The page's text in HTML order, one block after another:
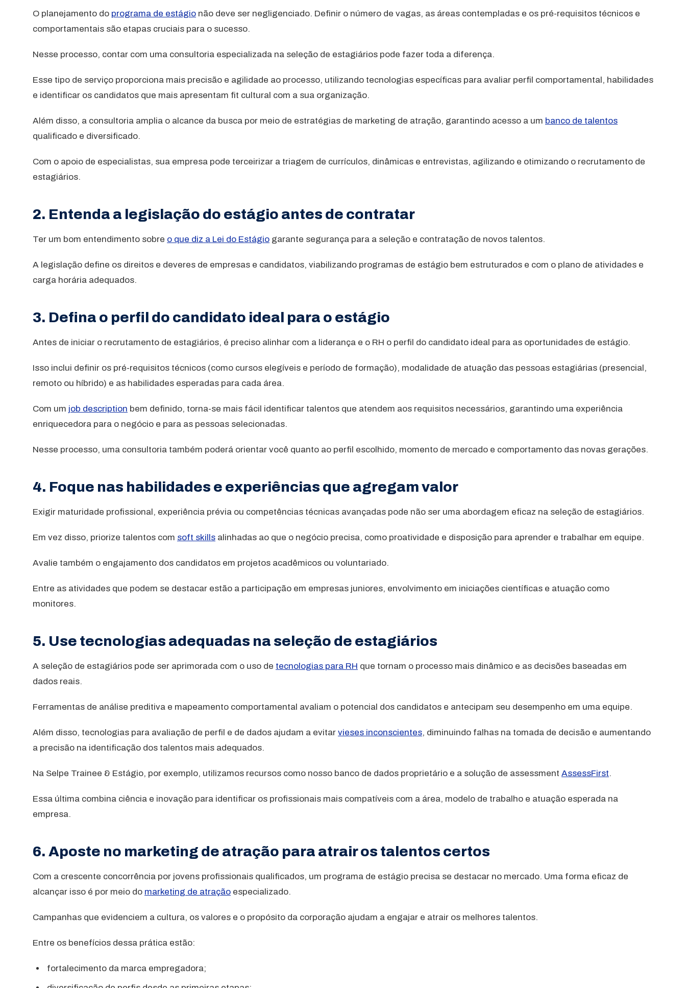
O planejamento do programa de estágio não deve ser negligenciado. Definir o número de vagas, as áreas contempladas e os pré-requisitos técnicos e
comportamentais são etapas cruciais para o sucesso.
Nesse processo, contar com uma consultoria especializada na seleção de estagiários pode fazer toda a diferença.
Esse tipo de serviço proporciona mais precisão e agilidade ao processo, utilizando tecnologias específicas para avaliar perfil comportamental, habilidades
e identificar os candidatos que mais apresentam fit cultural com a sua organização.
Além disso, a consultoria amplia o alcance da busca por meio de estratégias de marketing de atração, garantindo acesso a um banco de talentos
qualificado e diversificado.
Com o apoio de especialistas, sua empresa pode terceirizar a triagem de currículos, dinâmicas e entrevistas, agilizando e otimizando o recrutamento de
estagiários.
2. Entenda a legislação do estágio antes de contratar
Ter um bom entendimento sobre o que diz a Lei do Estágio garante segurança para a seleção e contratação de novos talentos.
A legislação define os direitos e deveres de empresas e candidatos, viabilizando programas de estágio bem estruturados e com o plano de atividades e
carga horária adequados.
3. Defina o perfil do candidato ideal para o estágio
Antes de iniciar o recrutamento de estagiários, é preciso alinhar com a liderança e o RH o perfil do candidato ideal para as oportunidades de estágio.
Isso inclui definir os pré-requisitos técnicos (como cursos elegíveis e período de formação), modalidade de atuação das pessoas estagiárias (presencial,
remoto ou híbrido) e as habilidades esperadas para cada área.
Com um job description bem definido, torna-se mais fácil identificar talentos que atendem aos requisitos necessários, garantindo uma experiência
enriquecedora para o negócio e para as pessoas selecionadas.
Nesse processo, uma consultoria também poderá orientar você quanto ao perfil escolhido, momento de mercado e comportamento das novas gerações.
4. Foque nas habilidades e experiências que agregam valor
Exigir maturidade profissional, experiência prévia ou competências técnicas avançadas pode não ser uma abordagem eficaz na seleção de estagiários.
Em vez disso, priorize talentos com soft skills alinhadas ao que o negócio precisa, como proatividade e disposição para aprender e trabalhar em equipe.
Avalie também o engajamento dos candidatos em projetos acadêmicos ou voluntariado.
Entre as atividades que podem se destacar estão a participação em empresas juniores, envolvimento em iniciações científicas e atuação como
monitores.
5. Use tecnologias adequadas na seleção de estagiários
A seleção de estagiários pode ser aprimorada com o uso de tecnologias para RH que tornam o processo mais dinâmico e as decisões baseadas em
dados reais.
Ferramentas de análise preditiva e mapeamento comportamental avaliam o potencial dos candidatos e antecipam seu desempenho em uma equipe.
Além disso, tecnologias para avaliação de perfil e de dados ajudam a evitar vieses inconscientes, diminuindo falhas na tomada de decisão e aumentando
a precisão na identificação dos talentos mais adequados.
Na Selpe Trainee & Estágio, por exemplo, utilizamos recursos como nosso banco de dados proprietário e a solução de assessment AssessFirst.
Essa última combina ciência e inovação para identificar os profissionais mais compatíveis com a área, modelo de trabalho e atuação esperada na
empresa.
6. Aposte no marketing de atração para atrair os talentos certos
Com a crescente concorrência por jovens profissionais qualificados, um programa de estágio precisa se destacar no mercado. Uma forma eficaz de
alcançar isso é por meio do marketing de atração especializado.
Campanhas que evidenciem a cultura, os valores e o propósito da corporação ajudam a engajar e atrair os melhores talentos.
Entre os benefícios dessa prática estão:
fortalecimento da marca empregadora;